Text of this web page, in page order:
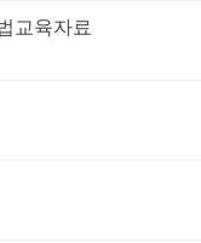
교육자료